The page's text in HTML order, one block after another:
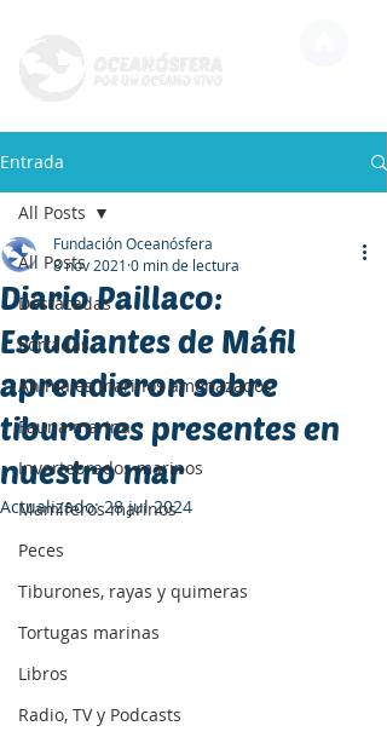
Entrada
All Posts
Destacadas
Portadas
Animales marinos amenazados
Fauna marina
Invertebrados marinos
Mamíferos marinos
Peces
Tiburones, rayas y quimeras
Tortugas marinas
Libros
Radio, TV y Podcasts
All Posts
Diario Paillaco:
Estudiantes de Máfil
aprendieron sobre
tiburones presentes en
nuestro mar
Fundación Oceanósfera
8 nov 2021 0 min de lectura
Actualizado:28 jul 2024